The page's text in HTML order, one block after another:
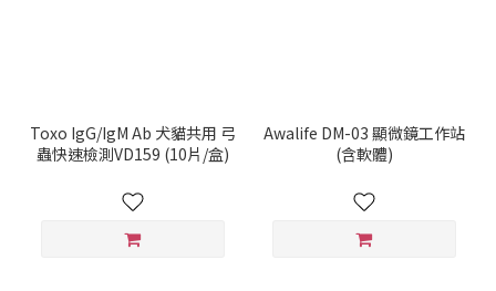
Toxo IgG/IgM Ab 犬貓共用 弓
蟲快速檢測VD159 (10片/盒)
Awalife DM-03 顯微鏡工作站
(含軟體)